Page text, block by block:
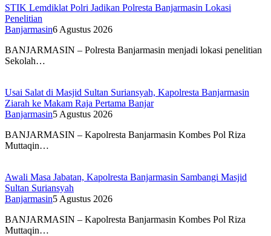
STIK Lemdiklat Polri Jadikan Polresta Banjarmasin Lokasi
Penelitian
Banjarmasin6 Agustus 2026
BANJARMASIN – Polresta Banjarmasin menjadi lokasi penelitian
Sekolah…
Usai Salat di Masjid Sultan Suriansyah, Kapolresta Banjarmasin
Ziarah ke Makam Raja Pertama Banjar
Banjarmasin5 Agustus 2026
BANJARMASIN – Kapolresta Banjarmasin Kombes Pol Riza
Muttaqin…
Awali Masa Jabatan, Kapolresta Banjarmasin Sambangi Masjid
Sultan Suriansyah
Banjarmasin5 Agustus 2026
BANJARMASIN – Kapolresta Banjarmasin Kombes Pol Riza
Muttaqin…